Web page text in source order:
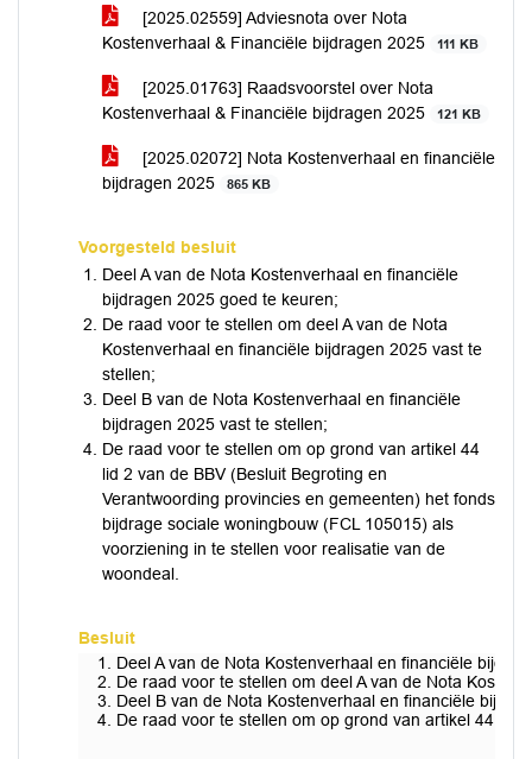
[2025.02559] Adviesnota over Nota
Kostenverhaal & Financiële bijdragen 2025
111 KB
[2025.01763] Raadsvoorstel over Nota
Kostenverhaal & Financiële bijdragen 2025
121 KB
[2025.02072] Nota Kostenverhaal en financiële
bijdragen 2025
865 KB
Voorgesteld besluit
Deel A van de Nota Kostenverhaal en financiële
bijdragen 2025 goed te keuren;
De raad voor te stellen om deel A van de Nota
Kostenverhaal en financiële bijdragen 2025 vast te
stellen;
Deel B van de Nota Kostenverhaal en financiële
bijdragen 2025 vast te stellen;
De raad voor te stellen om op grond van artikel 44
lid 2 van de BBV (Besluit Begroting en
Verantwoording provincies en gemeenten) het fonds
bijdrage sociale woningbouw (FCL 105015) als
voorziening in te stellen voor realisatie van de
woondeal.
Besluit
Deel A van de Nota Kostenverhaal en financiële
De raad voor te stellen om deel A van de Nota
Deel B van de Nota Kostenverhaal en financiële
De raad voor te stellen om op grond van artikel 44 lid